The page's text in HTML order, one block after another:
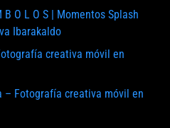
O L O S | Momentos Splash
Ibarakaldo
creativa móvil en
– Fotografía creativa móvil en